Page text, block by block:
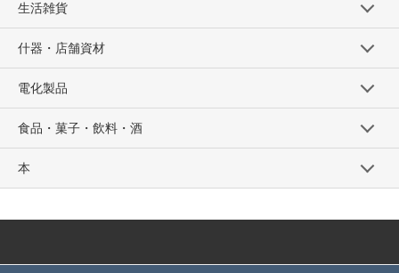
生活雑貨
什器・店舗資材
電化製品
食品・菓子・飲料・酒
本